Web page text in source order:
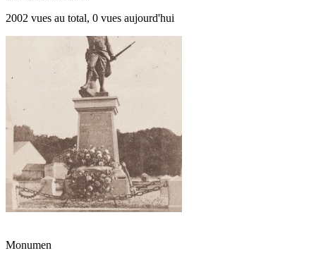
2002 vues au total, 0 vues aujourd'hui
Monumen